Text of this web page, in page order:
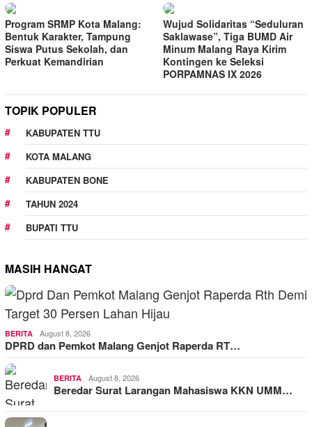
Program SRMP Kota Malang:
Bentuk Karakter, Tampung
Siswa Putus Sekolah, dan
Perkuat Kemandirian
Wujud Solidaritas “Seduluran
Saklawase”, Tiga BUMD Air
Minum Malang Raya Kirim
Kontingen ke Seleksi
PORPAMNAS IX 2026
TOPIK POPULER
KABUPATEN TTU
KOTA MALANG
KABUPATEN BONE
TAHUN 2024
BUPATI TTU
MASIH HANGAT
BERITA August 8, 2026
DPRD dan Pemkot Malang Genjot Raperda RT…
BERITA August 8, 2026
Beredar Surat Larangan Mahasiswa KKN UMM…